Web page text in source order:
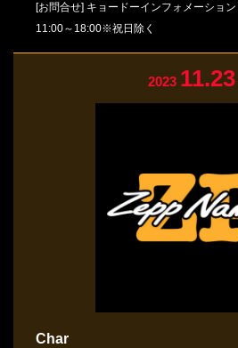
[お問合せ] キョードーインフォメーション
11:00～18:00※祝日除く
2023 11.23
Char